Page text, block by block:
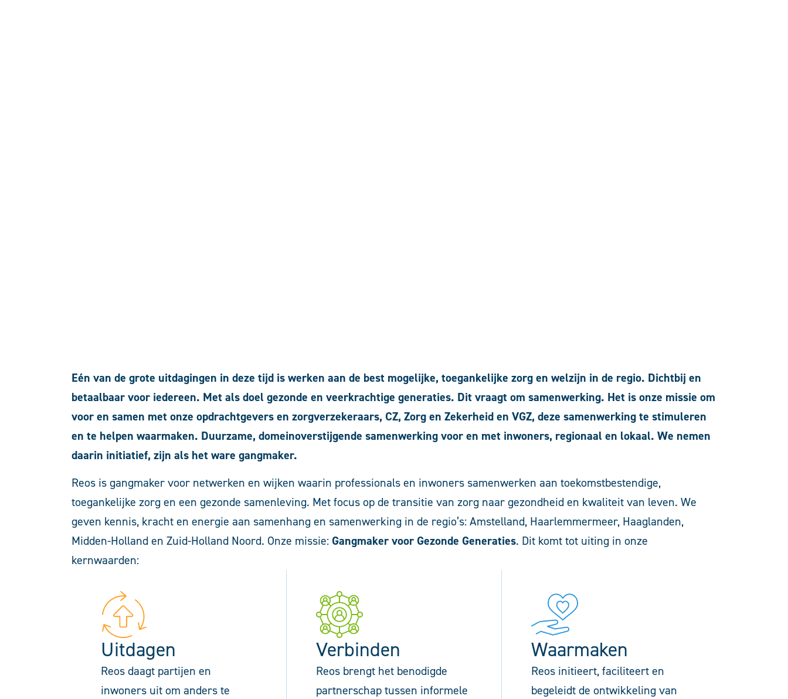
Eén van de grote uitdagingen in deze tijd is werken aan de best mogelijke, toegankelijke zorg en welzijn in de regio. Dichtbij en
betaalbaar voor iedereen. Met als doel gezonde en veerkrachtige generaties. Dit vraagt om samenwerking. Het is onze missie om
voor en samen met onze opdrachtgevers en zorgverzekeraars, CZ, Zorg en Zekerheid en VGZ, deze samenwerking te stimuleren
en te helpen waarmaken. Duurzame, domeinoverstijgende samenwerking voor en met inwoners, regionaal en lokaal. We nemen
daarin initiatief, zijn als het ware gangmaker.
Reos is gangmaker voor netwerken en wijken waarin professionals en inwoners samenwerken aan toekomstbestendige,
toegankelijke zorg en een gezonde samenleving. Met focus op de transitie van zorg naar gezondheid en kwaliteit van leven. We
geven kennis, kracht en energie aan samenhang en samenwerking in de regio’s: Amstelland, Haarlemmermeer, Haaglanden,
Midden-Holland en Zuid-Holland Noord. Onze missie: Gangmaker voor Gezonde Generaties. Dit komt tot uiting in onze
kernwaarden:
Uitdagen
Reos daagt partijen en
inwoners uit om anders te
Verbinden
Reos brengt het benodigde
partnerschap tussen informele
Waarmaken
Reos initieert, faciliteert en
begeleidt de ontwikkeling van